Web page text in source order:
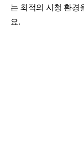
는 최적의 시청 환경
요.